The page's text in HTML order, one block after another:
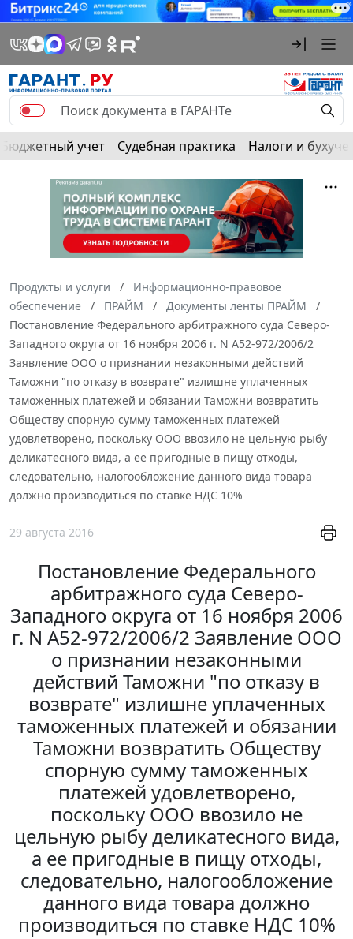
Бюджетный учет Судебная практика Налоги и
Продукты и услуги
Информационно-правовое
обеспечение
ПРАЙМ
Документы ленты ПРАЙМ
Постановление Федерального арбитражного суда Северо-
Западного округа от 16 ноября 2006 г. N А52-972/2006/2
Заявление ООО о признании незаконными действий
Таможни "по отказу в возврате" излишне уплаченных
таможенных платежей и обязании Таможни возвратить
Обществу спорную сумму таможенных платежей
удовлетворено, поскольку ООО ввозило не цельную рыбу
деликатесного вида, а ее пригодные в пищу отходы,
следовательно, налогообложение данного вида товара
должно производиться по ставке НДС 10%
29 августа 2016
Постановление Федерального
арбитражного суда Северо-
Западного округа от 16 ноября 2006
г. N А52-972/2006/2 Заявление ООО
о признании незаконными
действий Таможни "по отказу в
возврате" излишне уплаченных
таможенных платежей и обязании
Таможни возвратить Обществу
спорную сумму таможенных
платежей удовлетворено,
поскольку ООО ввозило не
цельную рыбу деликатесного вида,
а ее пригодные в пищу отходы,
следовательно, налогообложение
данного вида товара должно
производиться по ставке НДС 10%